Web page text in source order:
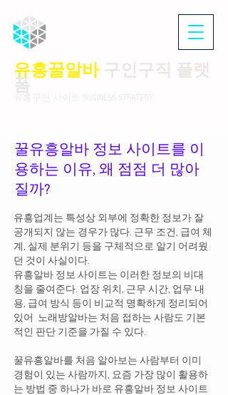
유흥꿀알바구인구직 플랫
꿀유흥알바 정보 사이트를 이
용하는 이유, 왜 점점 더 많아
질까?
유흥업계는 특성상 외부에 정확한 정보가 잘
공개되지 않는 경우가 많다. 근무 조건, 급여 체
계, 실제 분위기 등을 구체적으로 알기 어려웠
던 것이 사실이다.
유흥알바 정보 사이트는 이러한 정보의 비대
칭을 줄여준다. 업장 위치, 근무 시간, 업무 내
용, 급여 방식 등이 비교적 명확하게 정리되어
있어 노래방알바는 처음 접하는 사람도 기본
적인 판단 기준을 가질 수 있다.
꿀유흥알바를 처음 알아보는 사람부터 이미
경험이 있는 사람까지, 요즘 가장 많이 활용하
는 방법 중 하나가 바로 유흥알바 정보 사이트